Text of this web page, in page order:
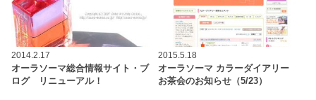
2014.2.17
オーラソーマ総合情報サイト・ブ
ログ リニューアル！
2015.5.18
オーラソーマ カラーダイアリー
お茶会のお知らせ（5/23）